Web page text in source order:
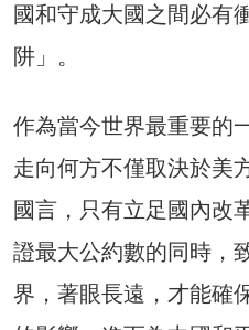
國和守成大國之間必有
阱」。
作為當今世界最重要的
走向何方不僅取決於美
國言，只有立足國內改
證最大公約數的同時，
界，著眼長遠，才能確